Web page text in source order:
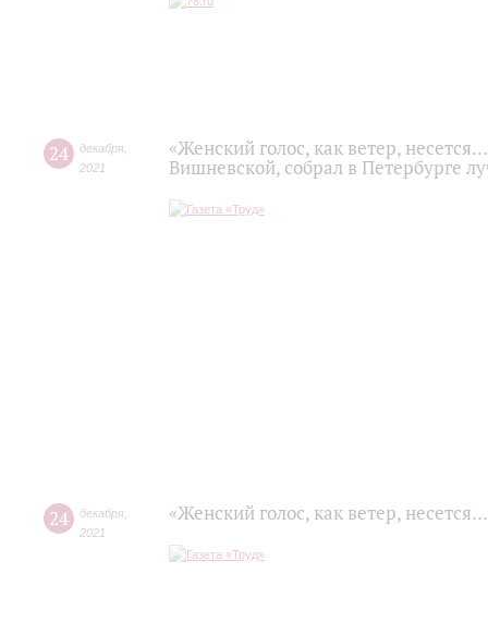
24 декабря
2021
«Женский голос, как ветер,
Вишневской, собрал в Петербурге
24 декабря
2021
«Женский голос, как ветер,